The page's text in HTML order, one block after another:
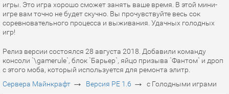
игры. Это игра хорошо сможет занять ваше время. В этой мини-
игре вам точно не будет скучно. Вы прочувствуйте весь сок
соревновательного процесса и выживания. Удачных голодных
игр!
Релиз версии состоялся 28 августа 2018. Добавили команду
консоли `\gamerule`, блок `Барьер`, яйцо призыва `Фантом` и дроп
с этого моба, который используется для ремонта элитр.
Сервера Майнкрафт → Версия PE 1.6 → с Голодными играми